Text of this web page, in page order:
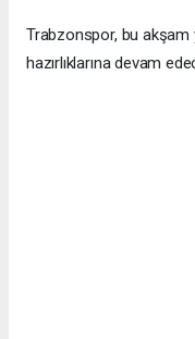
Trabzonspor, bu akşam
hazırlıklarına devam